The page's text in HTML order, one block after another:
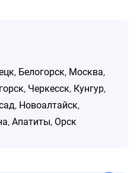
, Белогорск, Москва,
, Черкесск, Кунгур,
, Новоалтайск,
, Апатиты, Орск